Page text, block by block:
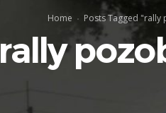
Home Posts Tagged "rally
rally